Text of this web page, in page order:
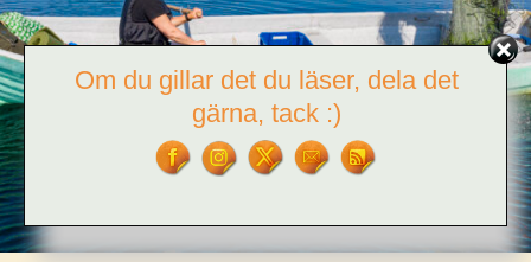
Om du gillar det du läser, dela det
gärna, tack :)